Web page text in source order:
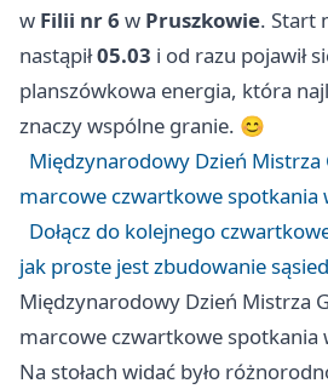
w Filii nr 6 w Pruszkowie. Start
nastąpił05.03 i od razu pojawił
planszówkowa energia, która
znaczy wspólne granie. 😊
Międzynarodowy Dzień Mistrza
marcowe czwartkowe spotkania
Dołącz do kolejnego
jak proste jest zbudowanie
Międzynarodowy Dzień Mistrza
marcowe czwartkowe spotkania
Na stołach widać było